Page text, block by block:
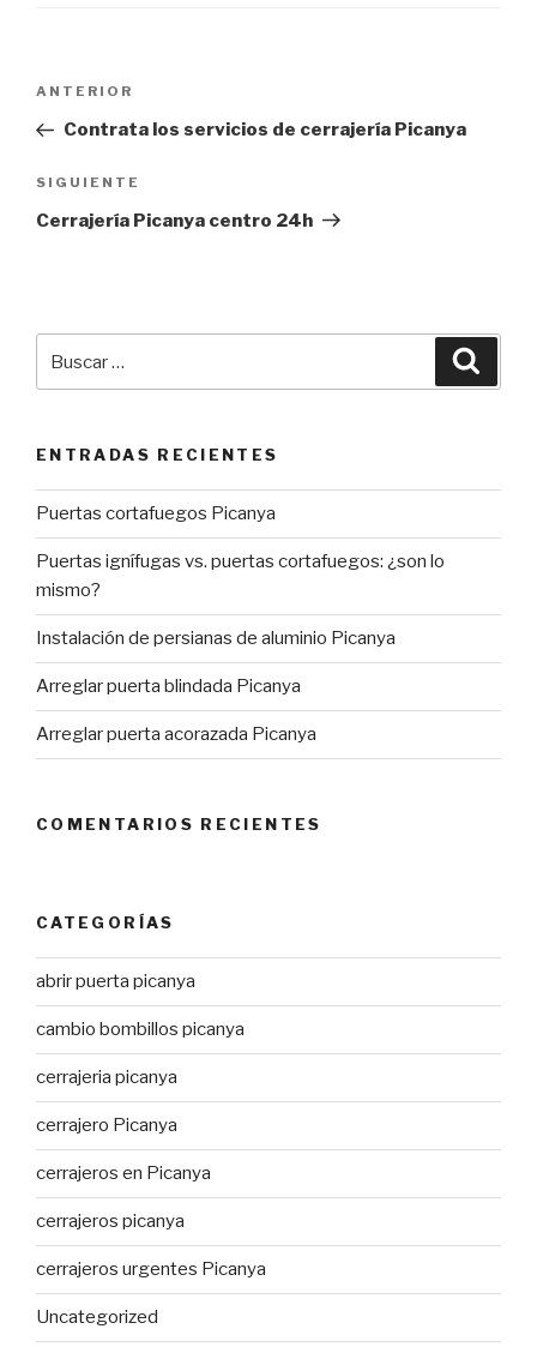
entradas
Entrada
anterior:
ANTERIOR
Contrata los servicios de cerrajería Picanya
Siguiente
entrada
SIGUIENTE
Cerrajería Picanya centro 24h
por:
ENTRADAS RECIENTES
Puertas cortafuegos Picanya
Puertas ignífugas vs. puertas cortafuegos: ¿son lo
mismo?
Instalación de persianas de aluminio Picanya
Arreglar puerta blindada Picanya
Arreglar puerta acorazada Picanya
COMENTARIOS RECIENTES
CATEGORÍAS
abrir puerta picanya
cambio bombillos picanya
cerrajeria picanya
cerrajero Picanya
cerrajeros en Picanya
cerrajeros picanya
cerrajeros urgentes Picanya
Uncategorized